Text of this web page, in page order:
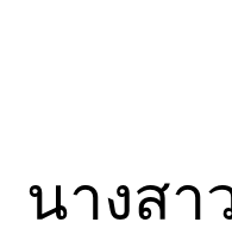
นางสา